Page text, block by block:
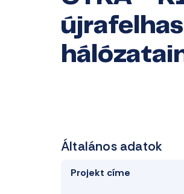
Általános adatok
Projekt címe